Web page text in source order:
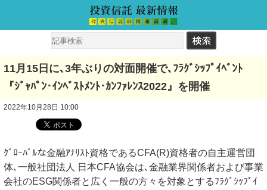
11月15日に､3年ぶりの対面開催で､ﾌﾗｸﾞｼｯﾌﾟｲﾍﾞﾝﾄ
『ｼﾞｬﾊﾟﾝ･ｲﾝﾍﾞｽﾄﾒﾝﾄ･ｶﾝﾌｧﾚﾝｽ2022』を開催
2022年10月28日 10:00
ｸﾞﾛｰﾊﾞﾙな金融ｱﾅﾘｽﾄ資格であるCFA(R)資格者の自主運営団
体､一般社団法人 日本CFA協会は､金融業界関係者および事業
会社のESG関係者と広く一般の方々を対象とするﾌﾗｸﾞｼｯﾌﾟｲ